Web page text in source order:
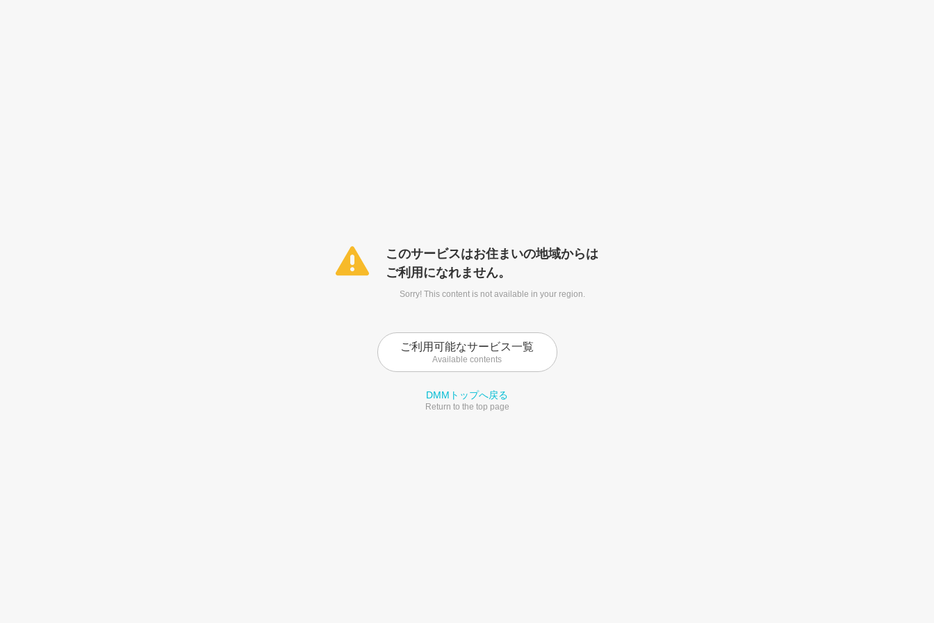
このサービスはお住まいの地域からは
ご利用になれません。
Sorry! This content is not available in your region.
ご利用可能なサービス一覧
Available contents
DMMトップへ戻る
Return to the top page